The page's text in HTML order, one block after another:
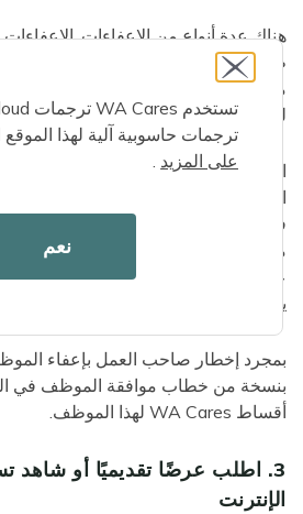
هناك عدة أنواع من الإعفاءات. الإعفاءات
طويلة الأجل الخاص والمحاربين القدامى
للموظفين الذين يتمتعون بهذه الإعفاءات
الإعفاءات للعمال الذين يعيشون خارج
الذين يحملون تأشيرات غير مهاجرين
في القوات المسلحة الأمريكية
مؤهلين لهذه الإعفاءات إلا طالما كانت
يعودوا مؤهلين.
بمجرد إخطار صاحب العمل بإعفاء
بنسخة من خطاب موافقة الموظف في
أقساط WA Cares لهذا الموظف.
3. اطلب عرضًا تقديميًا أو شاهد
الإنترنت
ترجمات حاسوبية آلية لهذا الموقع
على المزيد
نعم